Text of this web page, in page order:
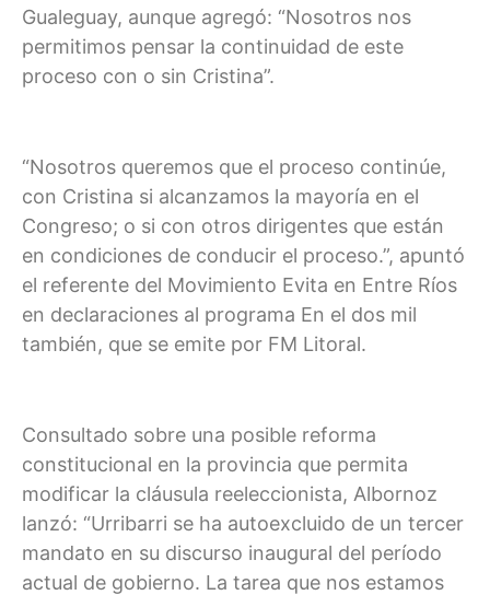
Gualeguay, aunque agregó: “Nosotros nos
permitimos pensar la continuidad de este
proceso con o sin Cristina”.
“Nosotros queremos que el proceso continúe,
con Cristina si alcanzamos la mayoría en el
Congreso; o si con otros dirigentes que están
en condiciones de conducir el proceso.”, apuntó
el referente del Movimiento Evita en Entre Ríos
en declaraciones al programa En el dos mil
también, que se emite por FM Litoral.
Consultado sobre una posible reforma
constitucional en la provincia que permita
modificar la cláusula reeleccionista, Albornoz
lanzó: “Urribarri se ha autoexcluido de un tercer
mandato en su discurso inaugural del período
actual de gobierno. La tarea que nos estamos